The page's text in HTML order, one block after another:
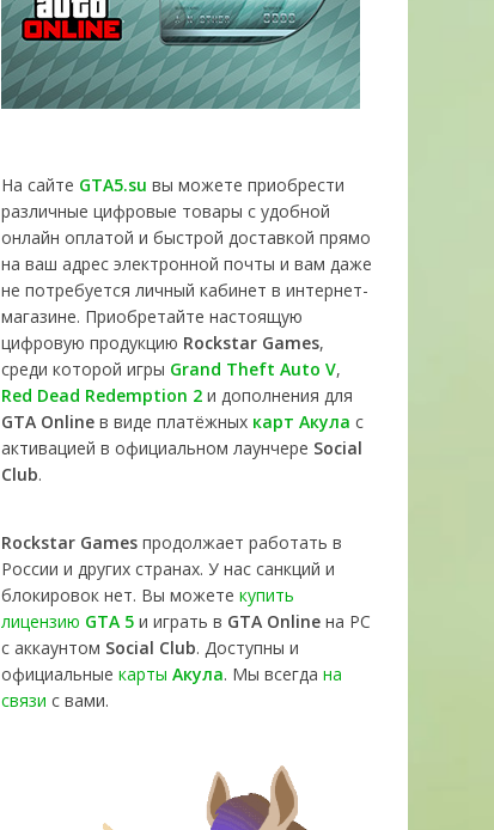
На сайте GTA5.su вы можете приобрести
различные цифровые товары с удобной
онлайн оплатой и быстрой доставкой прямо
на ваш адрес электронной почты и вам даже
не потребуется личный кабинет в интернет-
магазине. Приобретайте настоящую
цифровую продукцию Rockstar Games,
среди которой игры Grand Theft Auto V,
Red Dead Redemption 2 и дополнения для
GTA Online в виде платёжных карт Акула с
активацией в официальном лаунчере Social
Club.
Rockstar Games продолжает работать в
России и других странах. У нас санкций и
блокировок нет. Вы можете купить
лицензию GTA 5 и играть в GTA Online на PC
с аккаунтом Social Club. Доступны и
официальные карты Акула. Мы всегда на
связи с вами.